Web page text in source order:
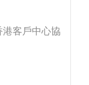
客戶中心協